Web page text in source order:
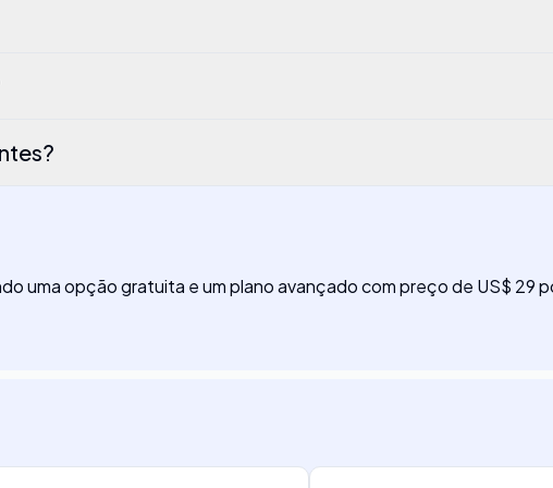
uma opção gratuita e um plano avançado com preço de US$ 29